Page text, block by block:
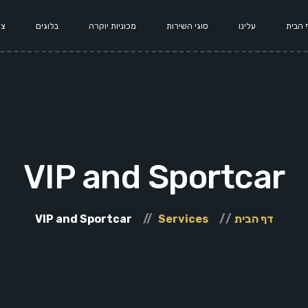
הבית עלינו סוגי השירות מכוניות יוקרה בלוגים
VIP and Sportcar
דף הבית Services
VIP and Sportcar